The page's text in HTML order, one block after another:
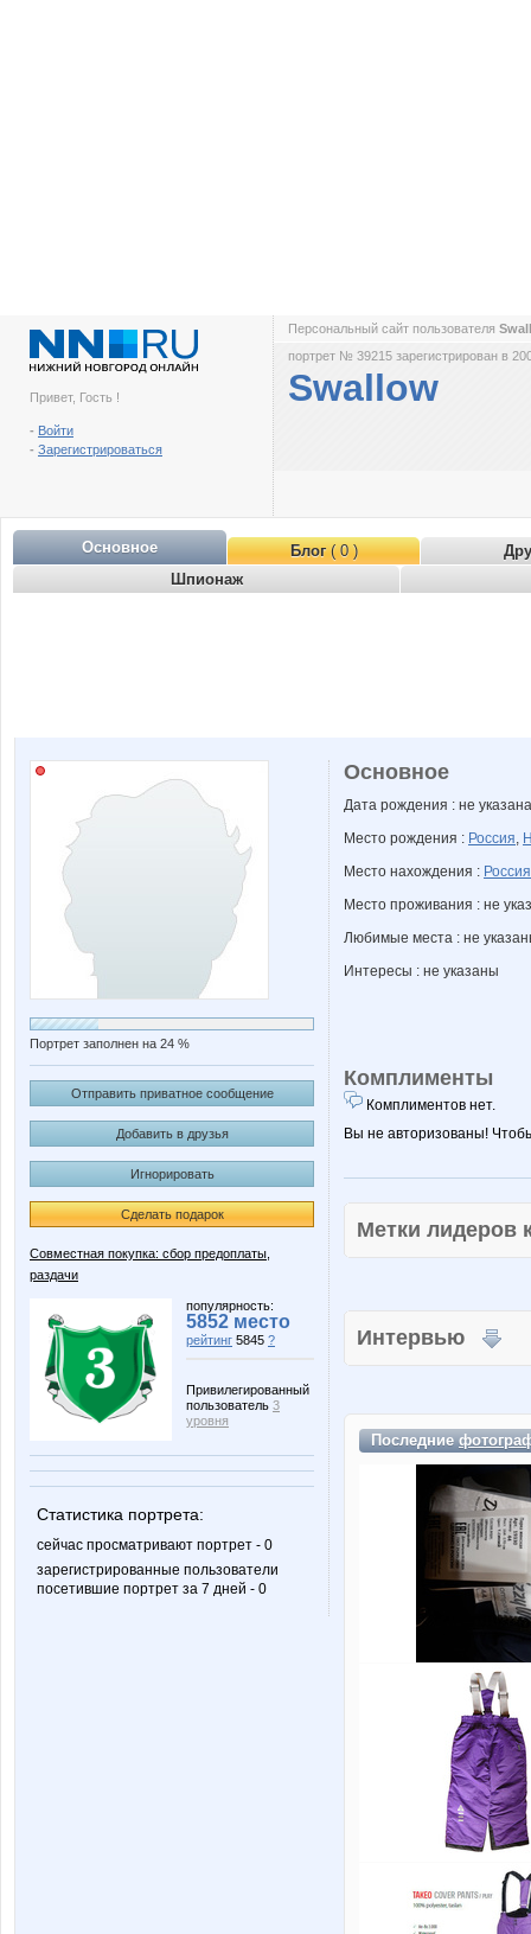
Привет, Гость !
- Войти
- Зарегистрироваться
Персональный сайт пользователя
портрет № 39215 зарегистрирован в
Swallow
Основное Блог( 0 )
Шпионаж
Портрет заполнен на 24 %
Отправить приватное сообщение
Добавить в друзья
Игнорировать
Сделать подарок
Совместная покупка: сбор предоплаты,
раздачи
популярность:
5852 место
рейтинг 5845 ?
Привилегированный
пользователь 3
уровня
Статистика портрета:
сейчас просматривают портрет - 0
зарегистрированные пользователи
посетившие портрет за 7 дней - 0
Основное
Дата рождения : не указана
Место рождения : Россия,
Место нахождения : Россия
Место проживания : не
Любимые места : не
Интересы : не указаны
Комплименты
Комплиментов нет.
Вы не авторизованы!
Метки
Интервью
Последние